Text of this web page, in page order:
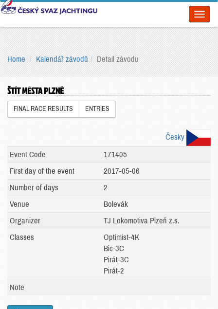
Home Kalendář závodů Detail závodu
ŠTÍT MĚSTA PLZNĚ
FINAL RACE RESULTS ENTRIES
Česky
Event Code
171405
First day of the event
2017-05-06
Number of days
2
Venue
Bolevák
Organizer
TJ Lokomotiva Plzeň z.s.
Classes
Optimist-4K
Bic-3C
Pirát-3C
Pirát-2
Note